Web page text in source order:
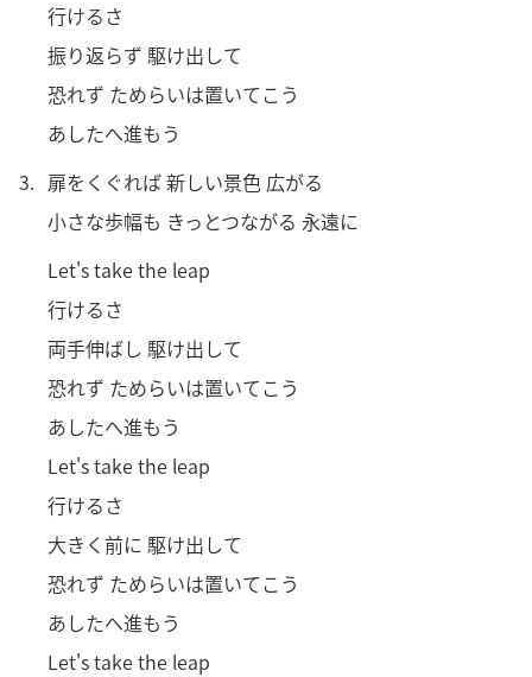
行けるさ
振り返らず 駆け出して
恐れず ためらいは置いてこう
あしたへ進もう
3. 扉をくぐれば 新しい景色 広がる
小さな歩幅も きっとつながる 永遠に
Let's take the leap
行けるさ
両手伸ばし 駆け出して
恐れず ためらいは置いてこう
あしたへ進もう
Let's take the leap
行けるさ
大きく前に 駆け出して
恐れず ためらいは置いてこう
あしたへ進もう
Let's take the leap